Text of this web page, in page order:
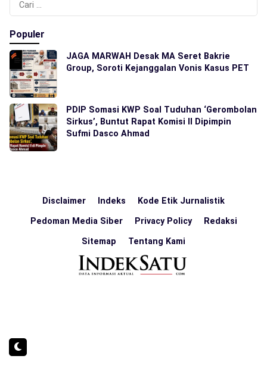
untuk:
Populer
JAGA MARWAH Desak MA Seret Bakrie
Group, Soroti Kejanggalan Vonis Kasus PET
PDIP Somasi KWP Soal Tuduhan ‘Gerombolan
Sirkus’, Buntut Rapat Komisi II Dipimpin
Sufmi Dasco Ahmad
Disclaimer Indeks Kode Etik Jurnalistik
Pedoman Media Siber Privacy Policy Redaksi
Sitemap Tentang Kami